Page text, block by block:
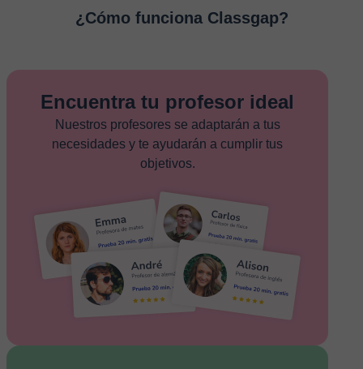
¿Cómo funciona Classgap?
Encuentra tu profesor ideal
Nuestros profesores se adaptarán a tus
necesidades y te ayudarán a cumplir tus
objetivos.